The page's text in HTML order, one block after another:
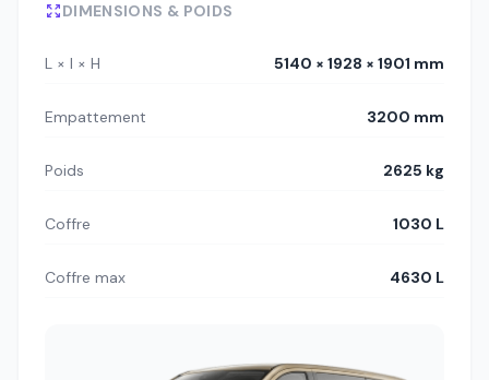
DIMENSIONS & POIDS
L × l × H 5140 × 1928 × 1901 mm
Empattement 3200 mm
Poids 2625 kg
Coffre 1030 L
Coffre max 4630 L